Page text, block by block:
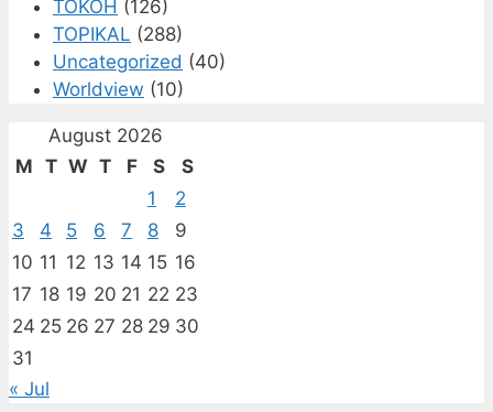
TOKOH (126)
TOPIKAL (288)
Uncategorized (40)
Worldview (10)
August 2026
M T W T F S
S
1
2
3
4 5 6 7 8
9
10 11 12 13 14 15 16
17 18 19 20 21 22 23
24 25 26 27 28 29 30
31
« Jul